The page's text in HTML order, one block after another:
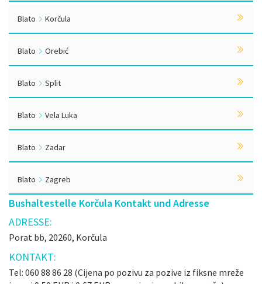
Blato Korčula
Blato Orebić
Blato Split
Blato Vela Luka
Blato Zadar
Blato Zagreb
Bushaltestelle Korčula Kontakt und Adresse
ADRESSE:
Porat bb, 20260, Korčula
KONTAKT:
Tel: 060 88 86 28 (Cijena po pozivu za pozive iz fiksne mreže